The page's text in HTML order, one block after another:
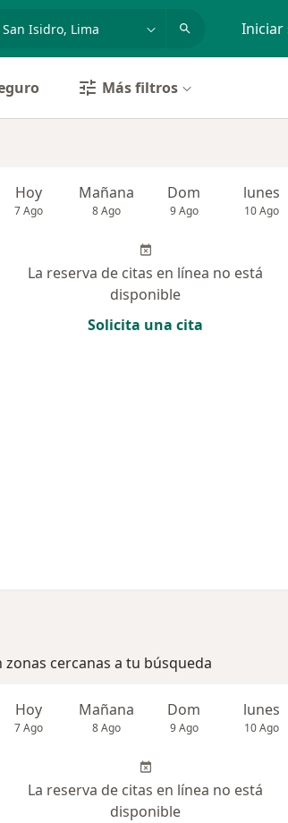
nombre Iniciar
Más filtros
Hoy
7 Ago
Mañana
8 Ago
Dom
9 Ago
lunes
10 Ago
La reserva de citas en línea no está
disponible
Solicita una cita
cercanas a tu búsqueda
Hoy
7 Ago
Mañana
8 Ago
Dom
9 Ago
lunes
10 Ago
La reserva de citas en línea no está
disponible